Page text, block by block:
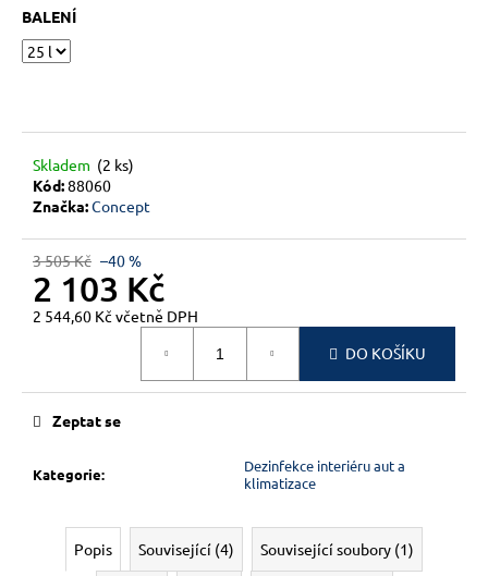
BALENÍ
Skladem (2 ks)
Kód:88060
Značka:Concept
3 505 Kč –40 %
2 103 Kč
2 544,60 Kč včetně DPH
DO KOŠÍKU
Kategorie:
Dezinfekce interiéru aut a
klimatizace
Zeptat se
Popis Související (4) Související soubory (1)
č
u
j
e